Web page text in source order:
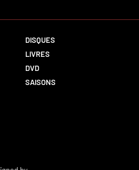
DISQUES
LIVRES
DVD
SAISONS